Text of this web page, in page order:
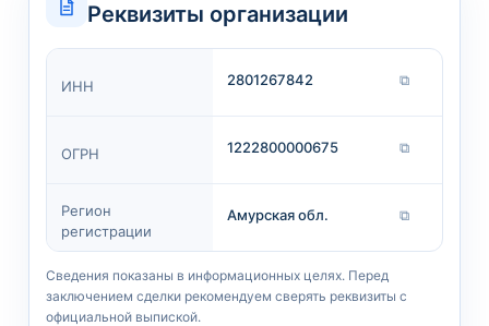
Реквизиты организации
ИНН 2801267842 ⧉
ОГРН 1222800000675 ⧉
Регион
регистрации
Амурская обл. ⧉
Сведения показаны в информационных целях. Перед
заключением сделки рекомендуем сверять реквизиты с
официальной выпиской.